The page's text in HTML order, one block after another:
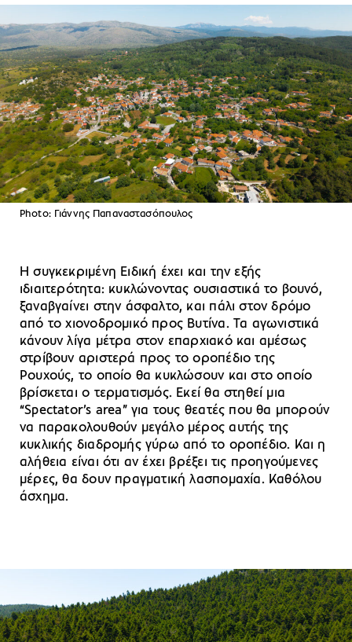
Photo: Γιάννης Παπαναστασόπουλος
Η συγκεκριμένη Ειδική έχει και την εξής
ιδιαιτερότητα: κυκλώνοντας ουσιαστικά το βουνό,
ξαναβγαίνει στην άσφαλτο, και πάλι στον δρόμο
από το χιονοδρομικό προς Βυτίνα. Τα αγωνιστικά
κάνουν λίγα μέτρα στον επαρχιακό και αμέσως
στρίβουν αριστερά προς το οροπέδιο της
Ρουχούς, το οποίο θα κυκλώσουν και στο οποίο
βρίσκεται ο τερματισμός. Εκεί θα στηθεί μια
“Spectator’s area” για τους θεατές που θα μπορούν
να παρακολουθούν μεγάλο μέρος αυτής της
κυκλικής διαδρομής γύρω από το οροπέδιο. Και η
αλήθεια είναι ότι αν έχει βρέξει τις προηγούμενες
μέρες, θα δουν πραγματική λασπομαχία. Καθόλου
άσχημα.